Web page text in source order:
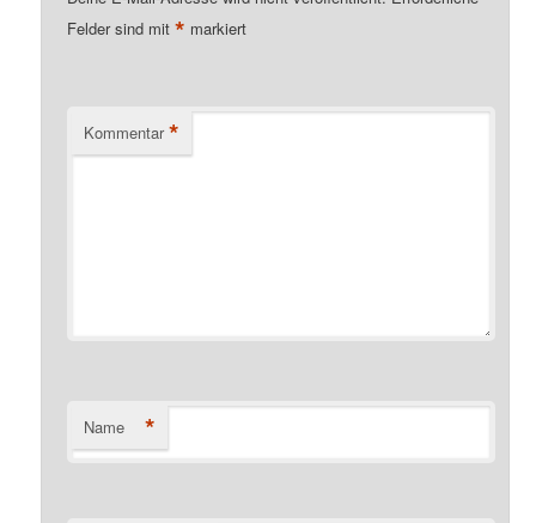
Felder sind mit* markiert
Kommentar *
Name *